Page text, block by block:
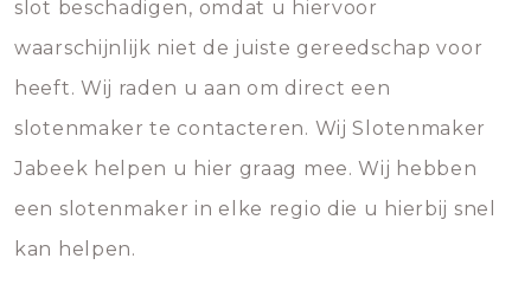
slot beschadigen, omdat u hiervoor
waarschijnlijk niet de juiste gereedschap voor
heeft. Wij raden u aan om direct een
slotenmaker te contacteren. Wij Slotenmaker
Jabeek helpen u hier graag mee. Wij hebben
een slotenmaker in elke regio die u hierbij snel
kan helpen.